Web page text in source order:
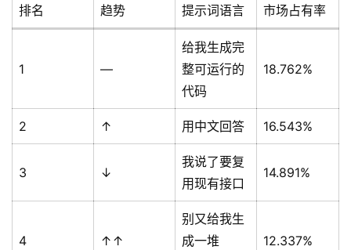
排名 趋势 提示词语言 市场占有率
1 —
给我生成完
整可运行的
代码
18.762%
2 ↑ 用中文回答 16.543%
3 ↓
我说了要复
用现有接口
14.891%
4 ↑↑
别又给我生
成一堆
12.337%